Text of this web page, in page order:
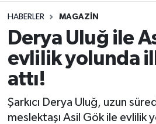
HABERLER MAGAZIN
Derya Uluğ ile
evlilik yolunda
attı!
Şarkıcı Derya Uluğ, uzun
meslektaşı Asil Gök ile evlilik
İSTANBUL
DÜNYA
SPOR
MAGAZİN
Trafik Durumu
Süper Lig Puan Durumu ve
Tüm Manşetler
Son Dakika Haberleri